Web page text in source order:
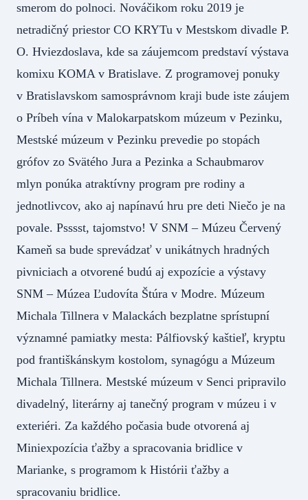
smerom do polnoci. Nováčikom roku 2019 je
netradičný priestor CO KRYTu v Mestskom divadle P.
O. Hviezdoslava, kde sa záujemcom predstaví výstava
komixu KOMA v Bratislave. Z programovej ponuky
v Bratislavskom samosprávnom kraji bude iste záujem
o Príbeh vína v Malokarpatskom múzeum v Pezinku,
Mestské múzeum v Pezinku prevedie po stopách
grófov zo Svätého Jura a Pezinka a Schaubmarov
mlyn ponúka atraktívny program pre rodiny a
jednotlivcov, ako aj napínavú hru pre deti Niečo je na
povale. Psssst, tajomstvo! V SNM – Múzeu Červený
Kameň sa bude sprevádzať v unikátnych hradných
pivniciach a otvorené budú aj expozície a výstavy
SNM – Múzea Ľudovíta Štúra v Modre. Múzeum
Michala Tillnera v Malackách bezplatne sprístupní
významné pamiatky mesta: Pálfiovský kaštieľ, kryptu
pod františkánskym kostolom, synagógu a Múzeum
Michala Tillnera. Mestské múzeum v Senci pripravilo
divadelný, literárny aj tanečný program v múzeu i v
exteriéri. Za každého počasia bude otvorená aj
Miniexpozícia ťažby a spracovania bridlice v
Marianke, s programom k Histórii ťažby a
spracovaniu bridlice.